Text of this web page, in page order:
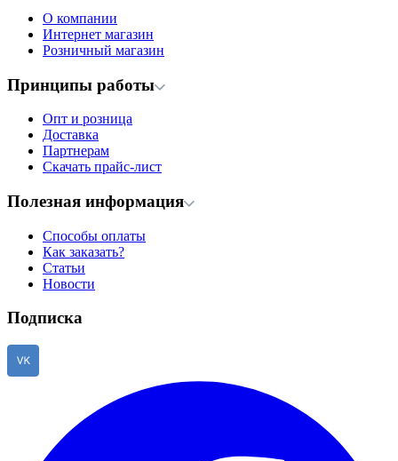
О компании
Интернет магазин
Розничный магазин
Принципы работы
Опт и розница
Доставка
Партнерам
Скачать прайс-лист
Полезная информация
Способы оплаты
Как заказать?
Статьи
Новости
Подписка